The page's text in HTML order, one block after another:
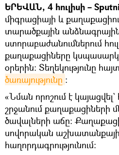
ԵՐԵՎԱՆ, 4 հուլիսի –
միգրացիայի և
տարածքային
ստորաբաժանումներում
քաղաքացիները
օրերին։ Տեղեկությունը
ծառայությունը ։
«Նման որոշում է
շրջանում քաղաքացիների
ծավալների աճը։
սովորական
հաղորդագրությունում: